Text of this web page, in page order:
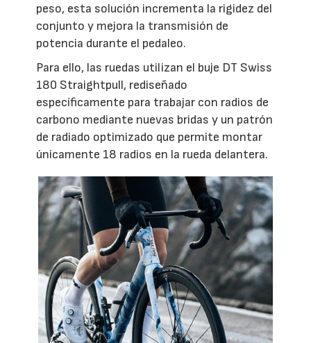
peso, esta solución incrementa la rigidez del
conjunto y mejora la transmisión de
potencia durante el pedaleo.
Para ello, las ruedas utilizan el buje DT Swiss
180 Straightpull, rediseñado
específicamente para trabajar con radios de
carbono mediante nuevas bridas y un patrón
de radiado optimizado que permite montar
únicamente 18 radios en la rueda delantera.